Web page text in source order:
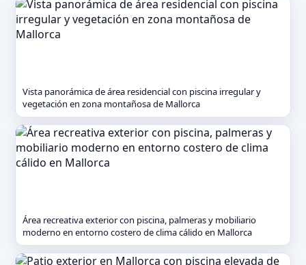
Vista panorámica de área residencial con piscina irregular y
vegetación en zona montañosa de Mallorca
Área recreativa exterior con piscina, palmeras y mobiliario
moderno en entorno costero de clima cálido en Mallorca